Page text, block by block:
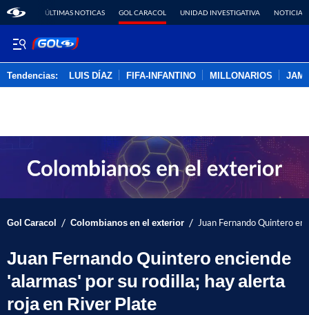
ÚLTIMAS NOTICAS GOL CARACOL UNIDAD INVESTIGATIVA NOTICIAS
Tendencias: LUIS DÍAZ FIFA-INFANTINO MILLONARIOS
Gol Caracol / Colombianos en el exterior / Juan Fernando Quintero
Juan Fernando Quintero enciende
'alarmas' por su rodilla; hay alerta
roja en River Plate